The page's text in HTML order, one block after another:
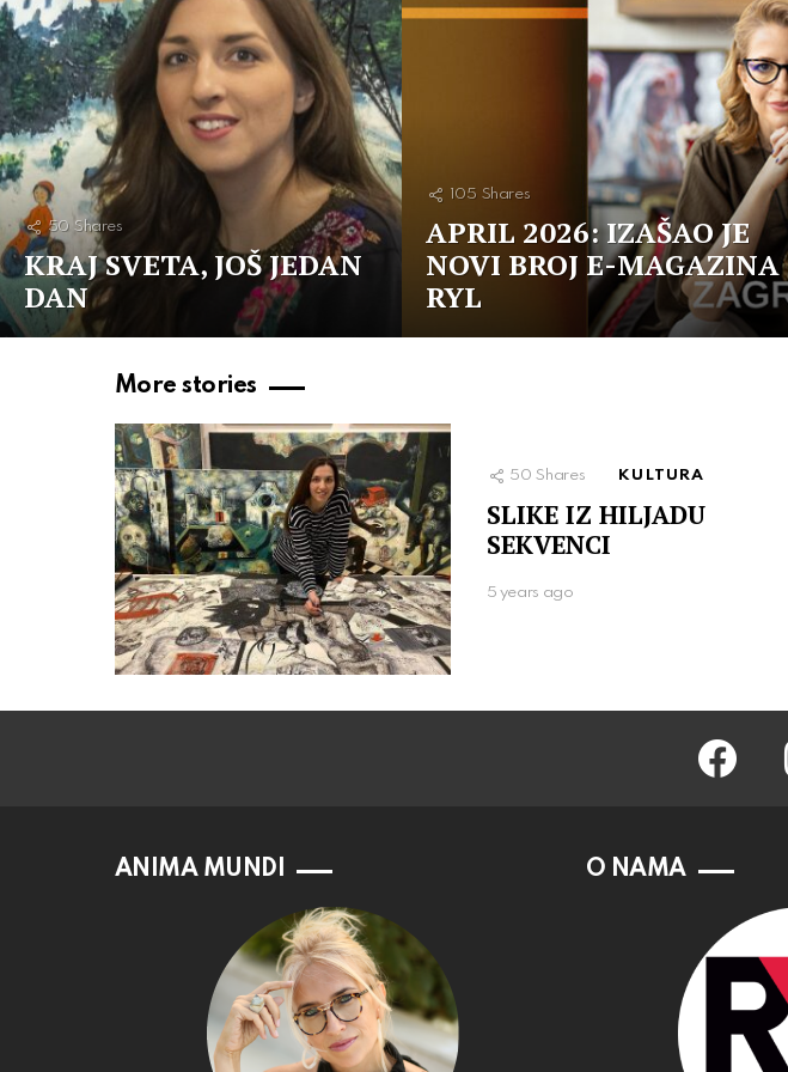
50 Shares
KRAJ SVETA, JOŠ JEDAN
DAN
105 Shares
APRIL 2026: IZAŠAO JE
NOVI BROJ E-MAGAZINA
RYL
More stories
50 Shares KULTURA
SLIKE IZ HILJADU
SEKVENCI
5 years ago
facebook
ANIMA MUNDI O NAMA